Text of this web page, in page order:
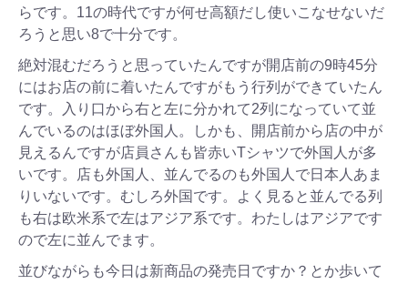
らです。11の時代ですが何せ高額だし使いこなせないだ
ろうと思い8で十分です。
絶対混むだろうと思っていたんですが開店前の9時45分
にはお店の前に着いたんですがもう行列ができていたん
です。入り口から右と左に分かれて2列になっていて並
んでいるのはほぼ外国人。しかも、開店前から店の中が
見えるんですが店員さんも皆赤いTシャツで外国人が多
いです。店も外国人、並んでるのも外国人で日本人あま
りいないです。むしろ外国です。よく見ると並んでる列
も右は欧米系で左はアジア系です。わたしはアジアです
ので左に並んでます。
並びながらも今日は新商品の発売日ですか？とか歩いて